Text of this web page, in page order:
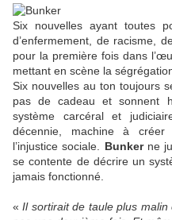
Six nouvelles ayant toutes
d’enfermement, de racisme,
pour la première fois dans
mettant en scène la
Six nouvelles au ton toujours
pas de cadeau et sonnent
système carcéral et
décennie, machine à
l’injustice sociale. Bunkerne
se contente de décrire un
jamais fonctionné.
«Il sortirait de taule plus